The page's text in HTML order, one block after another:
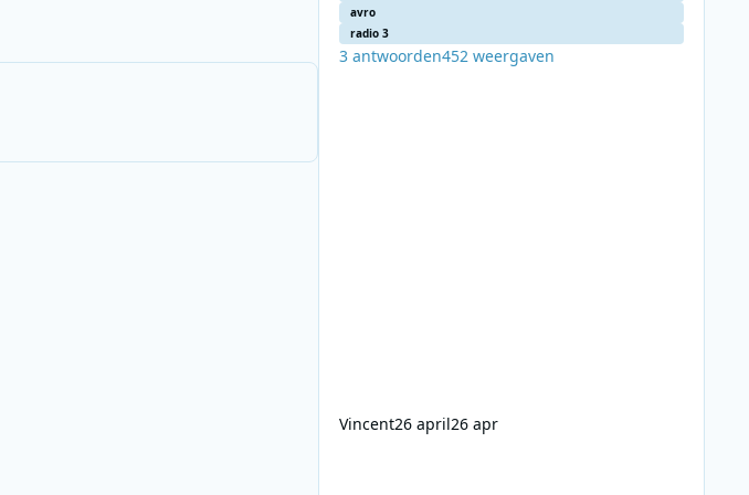
avro
radio 3
3 antwoorden452 weergaven
Vincent26 april26 apr